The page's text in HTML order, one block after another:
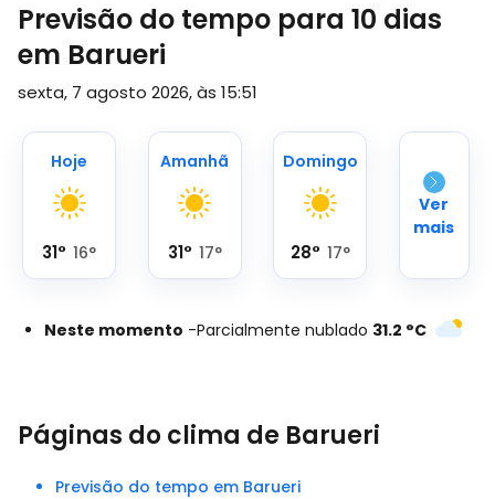
Previsão do tempo para 10 dias
em Barueri
sexta, 7 agosto 2026, às 15:51
Hoje
31° 16°
Amanhã
31° 17°
Domingo
28° 17°
Ver
mais
Neste momento -Parcialmente nublado 31.2 °C
Páginas do clima de Barueri
Previsão do tempo em Barueri